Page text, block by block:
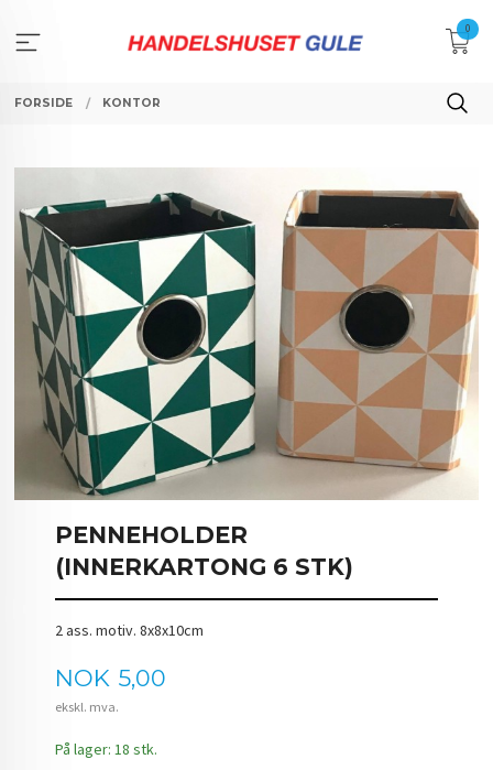
innholdet
0
FORSIDE KONTOR
PENNEHOLDER
(INNERKARTONG 6 STK)
2 ass. motiv. 8x8x10cm
Pris
NOK 5,00
ekskl. mva.
På lager: 18 stk.